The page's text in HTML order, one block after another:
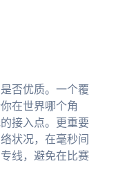
否优质。一个覆
在世界哪个角
接入点。更重要
状况，在毫秒间
线，避免在比赛